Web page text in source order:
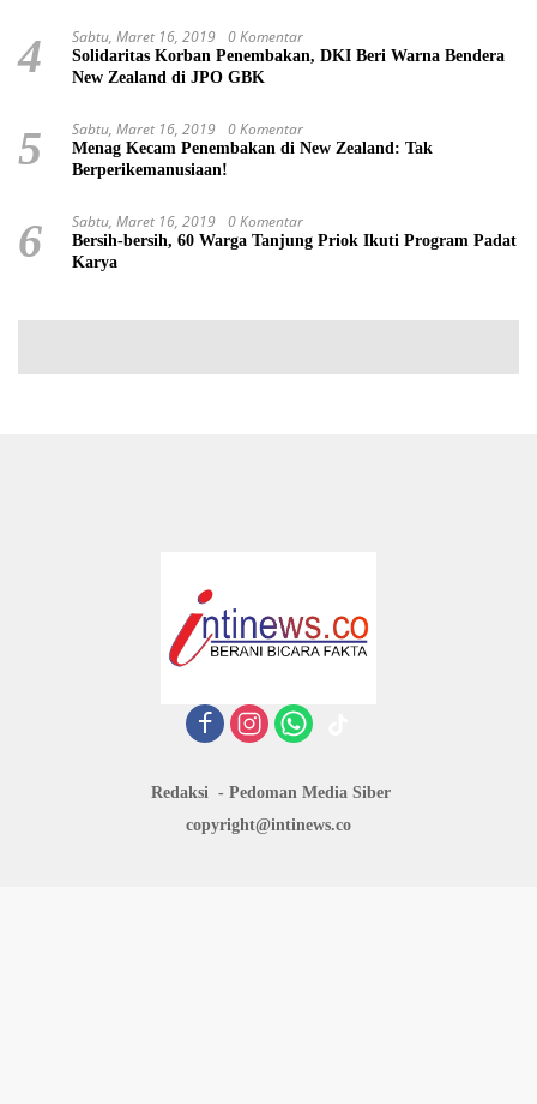
4 Sabtu, Maret 16, 2019 0 Komentar
Solidaritas Korban Penembakan, DKI Beri Warna Bendera
New Zealand di JPO GBK
5 Sabtu, Maret 16, 2019 0 Komentar
Menag Kecam Penembakan di New Zealand: Tak
Berperikemanusiaan!
6 Sabtu, Maret 16, 2019 0 Komentar
Bersih-bersih, 60 Warga Tanjung Priok Ikuti Program Padat
Karya
Redaksi
Pedoman Media Siber
copyright@intinews.co